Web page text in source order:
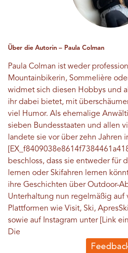
Über die Autorin – Paula Colman
Paula Colman ist weder
Mountainbikerin, Sommelière
widmet sich diesen Hobbys und
ihr dabei bietet, mit
viel Humor. Als ehemalige
sieben Bundesstaaten und allen
landete sie vor über zehn Jahren
beschloss, dass sie entweder für
lernen oder Skifahren lernen
ihre Geschichten über Outdoor-
Unterhaltung nun regelmäßig auf
Plattformen wie Visit, Ski,
sowie auf Instagram unter [Link
Die